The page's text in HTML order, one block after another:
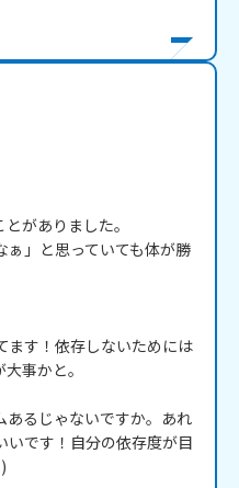
がありました。
」と思っていても体が勝
ます！依存しないためには
事かと。
あるじゃないですか。あれ
いです！自分の依存度が目